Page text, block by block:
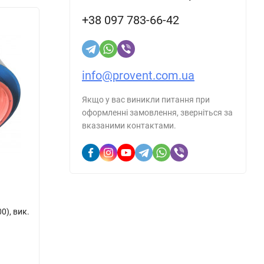
вик.
+38 097 783-66-42
info@provent.com.ua
Якщо у вас виникли питання при
оформленні замовлення, зверніться за
вказаними контактами.